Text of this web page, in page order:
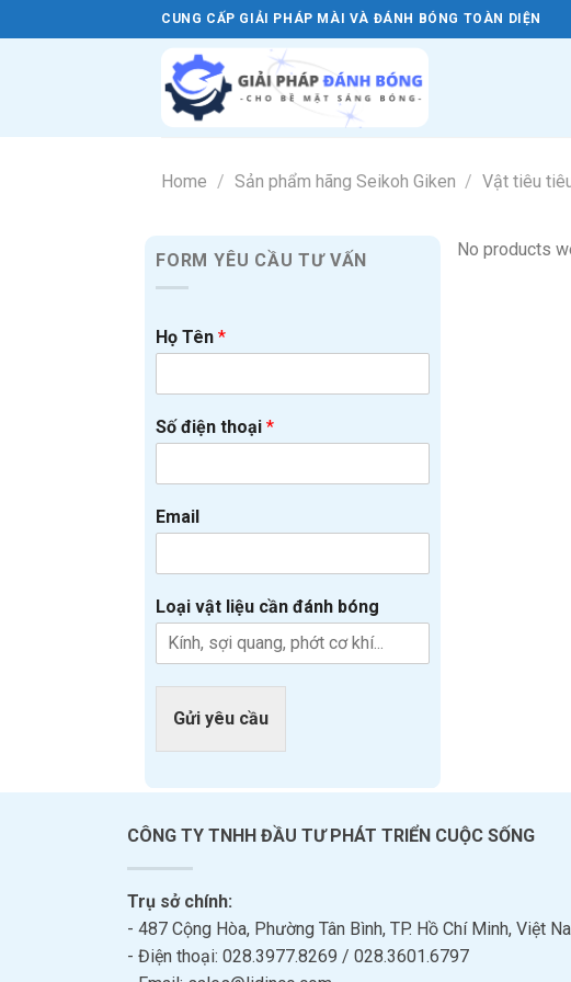
to
CUNG CẤP GIẢI PHÁP MÀI VÀ ĐÁNH BÓNG TOÀN DIỆN
Home / Sản phẩm hãng Seikoh Giken / Vật tiêu
FORM YÊU CẦU TƯ VẤN
Họ Tên *
Số điện thoại *
Email
Loại vật liệu cần đánh bóng
Gửi yêu cầu
No products
CÔNG TY TNHH ĐẦU TƯ PHÁT TRIỂN CUỘC SỐNG
Trụ sở chính:
- 487 Cộng Hòa, Phường Tân Bình, TP. Hồ Chí Minh, Việt
- Điện thoại: 028.3977.8269 / 028.3601.6797